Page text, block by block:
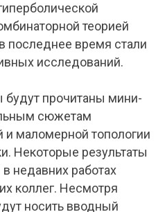
теорией
последнее время стали
исследований.
будут прочитаны мини-
сюжетам
и маломерной топологии
Некоторые результаты
недавних работах
коллег. Несмотря
носить вводный